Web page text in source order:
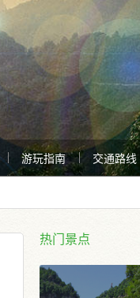
游玩指南 交通路线
热门景点